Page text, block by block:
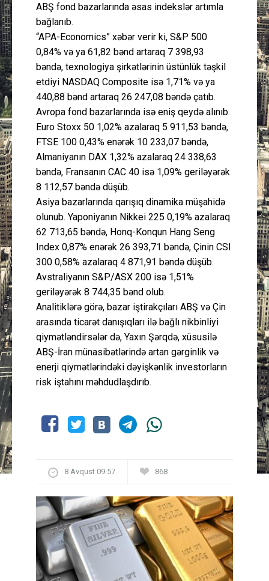
Gündəm
Cəmiyyət
Peşə etikası
Əlaqə
ABŞ fond bazarlarında əsas indekslər artımla
bağlanıb.
“APA-Economics” xəbər verir ki, S&P 500
0,84% və ya 61,82 bənd artaraq 7 398,93
bəndə, texnologiya şirkətlərinin üstünlük təşkil
etdiyi NASDAQ Composite isə 1,71% və ya
440,88 bənd artaraq 26 247,08 bəndə çatıb.
Avropa fond bazarlarında isə eniş qeydə alınıb.
Euro Stoxx 50 1,02% azalaraq 5 911,53 bəndə,
FTSE 100 0,43% enərək 10 233,07 bəndə,
Almaniyanın DAX 1,32% azalaraq 24 338,63
bəndə, Fransanın CAC 40 isə 1,09% geriləyərək
8 112,57 bəndə düşüb.
Asiya bazarlarında qarışıq dinamika müşahidə
olunub. Yaponiyanın Nikkei 225 0,19% azalaraq
62 713,65 bəndə, Honq-Konqun Hang Seng
Index 0,87% enərək 26 393,71 bəndə, Çinin CSI
300 0,58% azalaraq 4 871,91 bəndə düşüb.
Avstraliyanın S&P/ASX 200 isə 1,51%
geriləyərək 8 744,35 bənd olub.
Analitiklərə görə, bazar iştirakçıları ABŞ və Çin
arasında ticarət danışıqları ilə bağlı nikbinliyi
qiymətləndirsələr də, Yaxın Şərqdə, xüsusilə
ABŞ-İran münasibətlərində artan gərginlik və
enerji qiymətlərindəki dəyişkənlik investorların
risk iştahını məhdudlaşdırıb.
8 Avqust 09:57 868